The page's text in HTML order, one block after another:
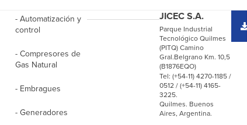
- Automatización y
control
- Compresores de
Gas Natural
- Embragues
- Generadores
JICEC S.A.
Parque Industrial
Tecnológico Quilmes
(PITQ) Camino
Gral.Belgrano Km. 10,5
(B1876EQO)
Tel: (+54-11) 4270-1185 /
0512 / (+54-11) 4165-
3225.
Quilmes. Buenos
Aires, Argentina.